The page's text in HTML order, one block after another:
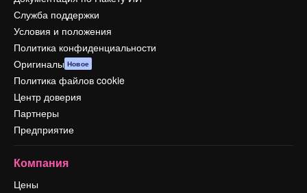
Служба поддержки
Условия и положения
Политика конфиденциальности
Оригиналы Новое
Политика файлов cookie
Центр доверия
Партнеры
Предприятие
Компания
Цены